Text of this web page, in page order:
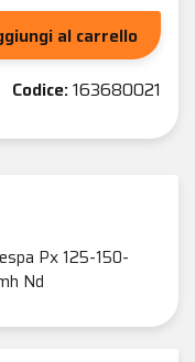
al carrello
Codice:163680021
Px 125-150-
Nd